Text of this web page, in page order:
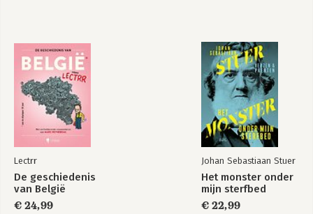
Lectrr
De geschiedenis
van België
€ 24,99
Johan Sebastiaan Stuer
Het monster onder
mijn sterfbed
€ 22,99